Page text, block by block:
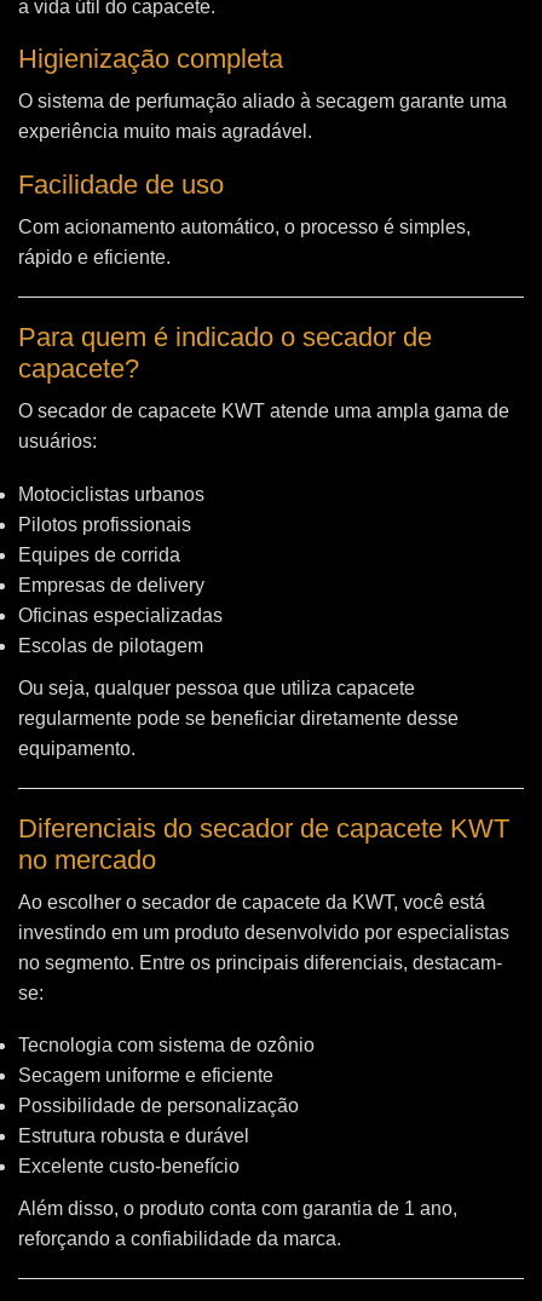
a vida útil do capacete.
Higienização completa
O sistema de perfumação aliado à secagem garante uma
experiência muito mais agradável.
Facilidade de uso
Com acionamento automático, o processo é simples,
rápido e eficiente.
Para quem é indicado o secador de
capacete?
O secador de capacete KWT atende uma ampla gama de
usuários:
Motociclistas urbanos
Pilotos profissionais
Equipes de corrida
Empresas de delivery
Oficinas especializadas
Escolas de pilotagem
Ou seja, qualquer pessoa que utiliza capacete
regularmente pode se beneficiar diretamente desse
equipamento.
Diferenciais do secador de capacete KWT
no mercado
Ao escolher o secador de capacete da KWT, você está
investindo em um produto desenvolvido por especialistas
no segmento. Entre os principais diferenciais, destacam-
se:
Tecnologia com sistema de ozônio
Secagem uniforme e eficiente
Possibilidade de personalização
Estrutura robusta e durável
Excelente custo-benefício
Além disso, o produto conta com garantia de 1 ano,
reforçando a confiabilidade da marca.